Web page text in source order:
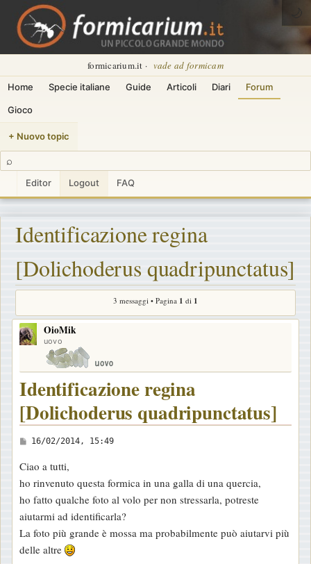
formicarium.it · vade ad formicam
Home Specie italiane Guide Articoli Diari Forum
Gioco
+ Nuovo topic
⌕
Editor Logout FAQ
🌙
Identificazione regina
[Dolichoderus quadripunctatus]
3 messaggi • Pagina 1 di 1
OioMik
uovo
Identificazione regina
[Dolichoderus quadripunctatus]
M
s
s
a
g
g
i
16/02/2014, 15:49
Ciao a tutti,
ho rinvenuto questa formica in una galla di una quercia,
ho fatto qualche foto al volo per non stressarla, potreste
aiutarmi ad identificarla?
La foto più grande è mossa ma probabilmente può aiutarvi più
delle altre